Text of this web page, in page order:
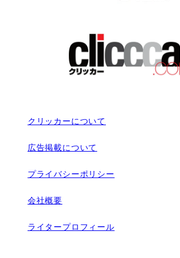
クリッカーについて
広告掲載について
プライバシーポリシー
会社概要
ライタープロフィール